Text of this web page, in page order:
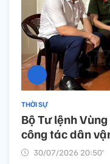
THỜI SỰ
Bộ Tư lệnh
công tác dân
30/07/2026 20:50’